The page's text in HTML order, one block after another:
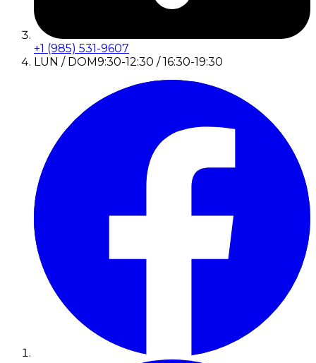
+1 (985) 531-9607
LUN / DOM9:30-12:30 / 16:30-19:30